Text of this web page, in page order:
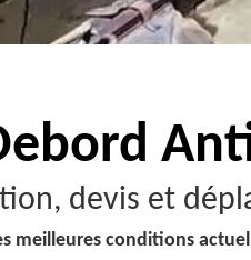
devis et
meilleures conditions